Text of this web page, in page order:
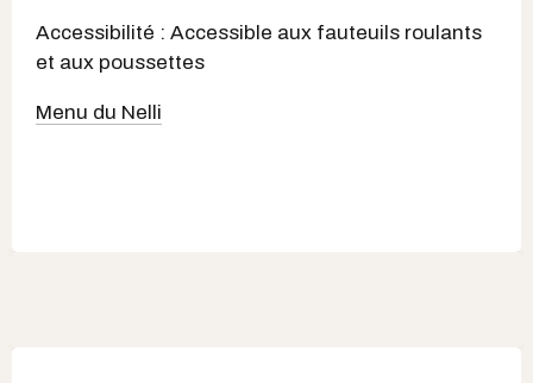
Accessibilité : Accessible aux fauteuils roulants
et aux poussettes
Menu du Nelli